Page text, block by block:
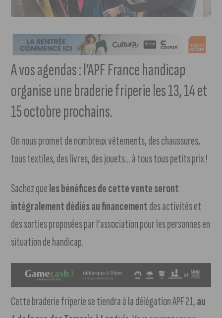
A vos agendas : l’APF France handicap
organise une braderie friperie les 13, 14 et
15 octobre prochains.
On nous promet de nombreux vêtements, des chaussures,
tous textiles, des livres, des jouets… à tous tous petits prix !
Sachez queles bénéfices de cette vente seront
intégralement dédiés au financementdes activités et
des sorties proposées par l’association pour les personnes en
situation de handicap.
Cette braderie friperie se tiendra à la délégation APF 21,au